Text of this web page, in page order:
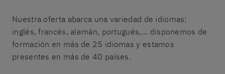
Nuestra oferta abarca una variedad de idiomas:
inglés, francés, alemán, portugués,... disponemos de
formación en más de 25 idiomas y estamos
presentes en más de 40 países.